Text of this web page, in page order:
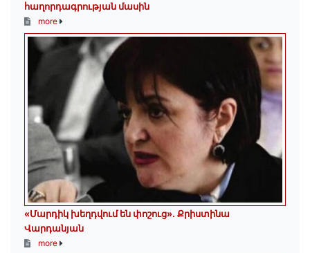
հաղորդագրության մասին
more
«Մարդիկ խեղդվում են փոշուց»․ Քրիստինա
Վարդանյան
more